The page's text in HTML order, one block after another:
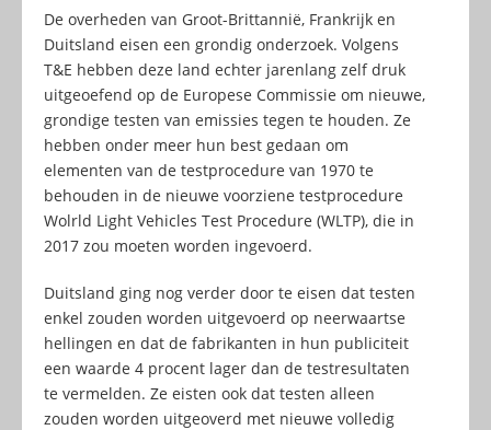
De overheden van Groot-Brittannië, Frankrijk en
Duitsland eisen een grondig onderzoek. Volgens
T&E hebben deze land echter jarenlang zelf druk
uitgeoefend op de Europese Commissie om nieuwe,
grondige testen van emissies tegen te houden. Ze
hebben onder meer hun best gedaan om
elementen van de testprocedure van 1970 te
behouden in de nieuwe voorziene testprocedure
Wolrld Light Vehicles Test Procedure (WLTP), die in
2017 zou moeten worden ingevoerd.
Duitsland ging nog verder door te eisen dat testen
enkel zouden worden uitgevoerd op neerwaartse
hellingen en dat de fabrikanten in hun publiciteit
een waarde 4 procent lager dan de testresultaten
te vermelden. Ze eisten ook dat testen alleen
zouden worden uitgeoverd met nieuwe volledig